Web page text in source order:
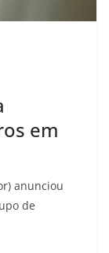
em
anunciou
de